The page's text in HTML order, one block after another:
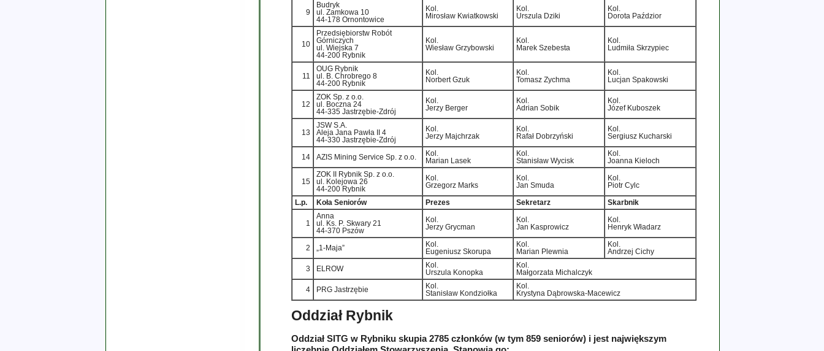
9
Budryk
ul. Zamkowa 10
44-178 Ornontowice
Kol.
Mirosław Kwiatkowski
Kol.
Urszula Dziki
Kol.
Dorota Paździor
10
Przedsiębiorstw Robót
Górniczych
ul. Wiejska 7
44-200 Rybnik
Kol.
Wiesław Grzybowski
Kol.
Marek Szebesta
Kol.
Ludmiła Skrzypiec
11
OUG Rybnik
ul. B. Chrobrego 8
44-200 Rybnik
Kol.
Norbert Gzuk
Kol.
Tomasz Zychma
Kol.
Lucjan Spakowski
12
ZOK Sp. z o.o.
ul. Boczna 24
44-335 Jastrzębie-Zdrój
Kol.
Jerzy Berger
Kol.
Adrian Sobik
Kol.
Józef Kuboszek
13
JSW S.A.
Aleja Jana Pawła II 4
44-330 Jastrzębie-Zdrój
Kol.
Jerzy Majchrzak
Kol.
Rafał Dobrzyński
Kol.
Sergiusz Kucharski
14 AZIS Mining Service Sp. z o.o.
Kol.
Marian Lasek
Kol.
Stanisław Wycisk
Kol.
Joanna Kieloch
15
ZOK II Rybnik Sp. z o.o.
ul. Kolejowa 26
44-200 Rybnik
Kol.
Grzegorz Marks
Kol.
Jan Smuda
Kol.
Piotr Cylc
L.p. Koła Seniorów Prezes Sekretarz Skarbnik
1
Anna
ul. Ks. P. Skwary 21
44-370 Pszów
Kol.
Jerzy Grycman
Kol.
Jan Kasprowicz
Kol.
Henryk Władarz
2 „1-Maja”
Kol.
Eugeniusz Skorupa
Kol.
Marian Plewnia
Kol.
Andrzej Cichy
3 ELROW
Kol.
Urszula Konopka
Kol.
Małgorzata Michalczyk
4 PRG Jastrzębie
Kol.
Stanisław Kondziołka
Kol.
Krystyna Dąbrowska­‑Macewicz
Oddział Rybnik
Oddział SITG w Rybniku skupia 2785 członków (w tym 859 seniorów) i jest największym